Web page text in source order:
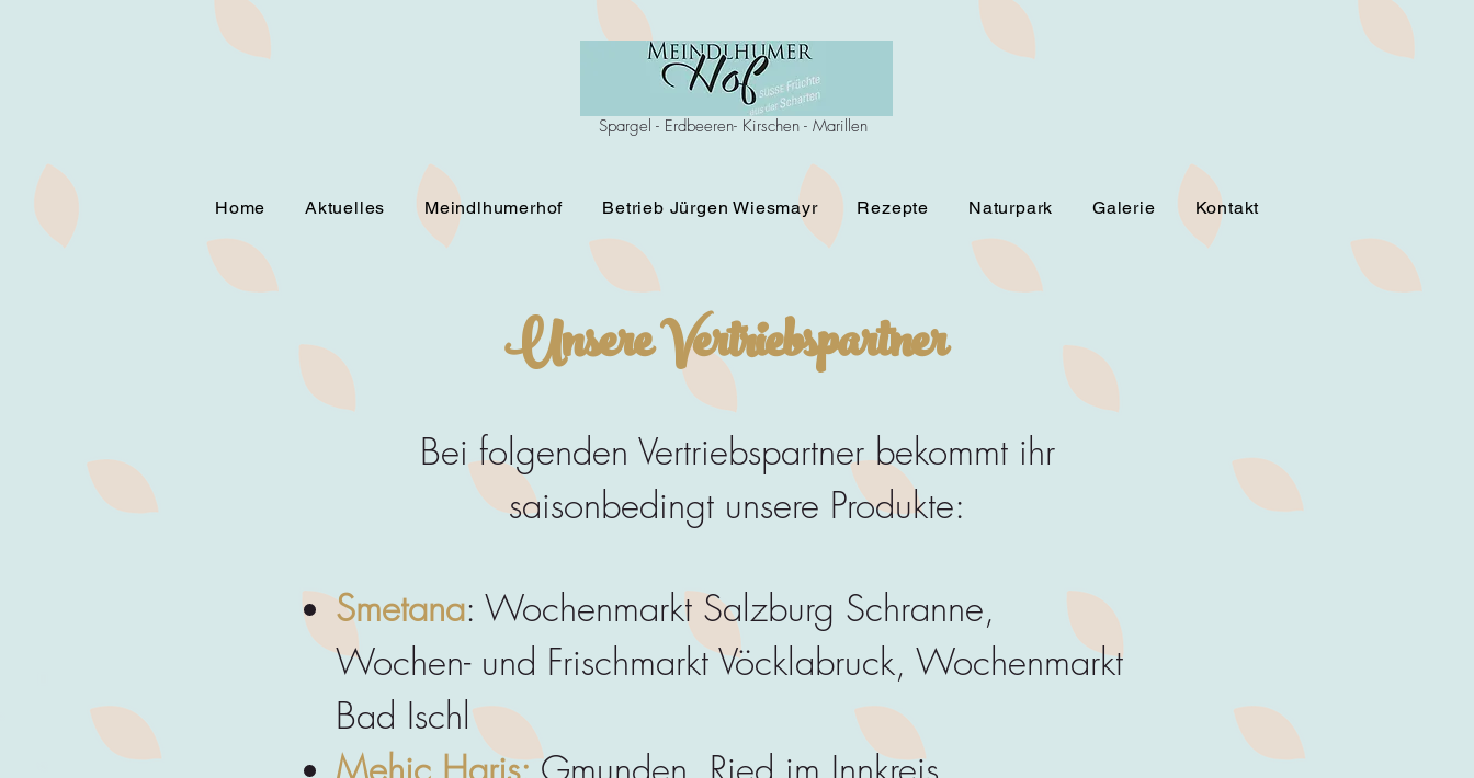
Spargel - Erdbeeren- Kirschen - Marillen
Home Aktuelles Meindlhumerhof Betrieb Jürgen Wiesmayr Rezepte Naturpark Galerie Kontakt
Unsere Vertriebspartner
Bei folgenden Vertriebspartner bekommt ihr
saisonbedingt unsere Produkte:
Smetana: Wochenmarkt Salzburg Schranne,
Wochen- und Frischmarkt Vöcklabruck, Wochenmarkt
Bad Ischl